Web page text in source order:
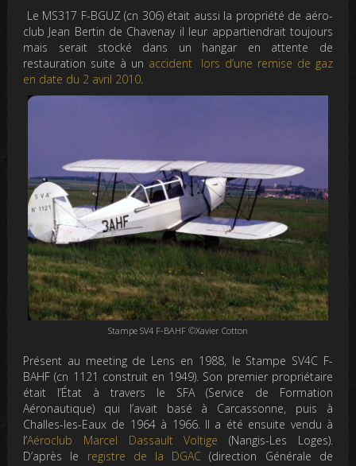
Le MS317 F-BGUZ (cn 306) était aussi la propriété de aéro-
club Jean Bertin de Chavenay il leur appartiendrait toujours
mais serait stocké dans un hangar en attente de
restauration suite à un accident lors d’une remise de gaz
en date du 2 avril 2010.
Stampe SV4 F-BAHF ©Xavier Cotton
Présent au meeting de Lens en 1988, le Stampe SV4C F-
BAHF (cn 1121 construit en 1949). Son premier propriétaire
était l’État à travers le SFA (Service de Formation
Aéronautique) qui l’avait basé à Carcassonne, puis à
Challes-les-Eaux de 1964 à 1966. Il a été ensuite vendu à
l’Aéroclub Marcel Dassault Voltige (Nangis-Les Loges).
D’après le registre de la DGAC (direction Générale de